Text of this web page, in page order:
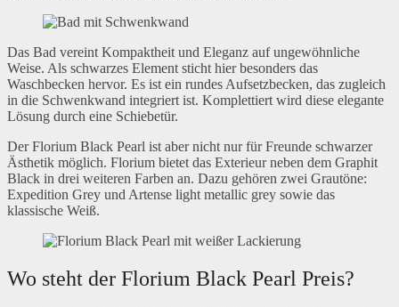
Das Bad vereint Kompaktheit und Eleganz auf ungewöhnliche
Weise. Als schwarzes Element sticht hier besonders das
Waschbecken hervor. Es ist ein rundes Aufsetzbecken, das zugleich
in die Schwenkwand integriert ist. Komplettiert wird diese elegante
Lösung durch eine Schiebetür.
Der Florium Black Pearl ist aber nicht nur für Freunde schwarzer
Ästhetik möglich. Florium bietet das Exterieur neben dem Graphit
Black in drei weiteren Farben an. Dazu gehören zwei Grautöne:
Expedition Grey und Artense light metallic grey sowie das
klassische Weiß.
Wo steht der Florium Black Pearl Preis?